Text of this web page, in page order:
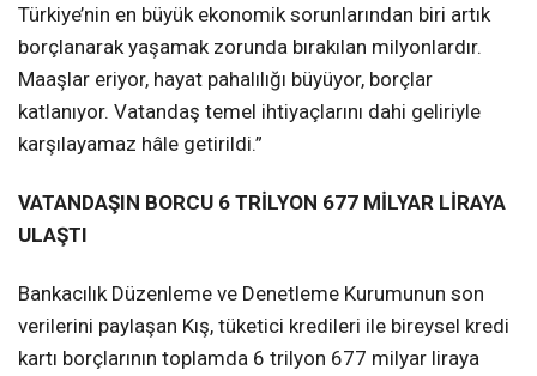
Türkiye’nin en büyük ekonomik sorunlarından biri artık
borçlanarak yaşamak zorunda bırakılan milyonlardır.
Maaşlar eriyor, hayat pahalılığı büyüyor, borçlar
katlanıyor. Vatandaş temel ihtiyaçlarını dahi geliriyle
karşılayamaz hâle getirildi.”
VATANDAŞIN BORCU 6 TRİLYON 677 MİLYAR LİRAYA
ULAŞTI
Bankacılık Düzenleme ve Denetleme Kurumunun son
verilerini paylaşan Kış, tüketici kredileri ile bireysel kredi
kartı borçlarının toplamda 6 trilyon 677 milyar liraya